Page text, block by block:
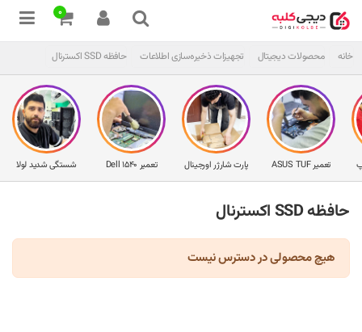
0
خانه محصولات دیجیتال تجهیزات ذخیره‌سازی اطلاعات حافظه SSD اکسترنال
شستگی شدید لولا تعمیر Dell 1540 پارت شارژر اورجینال تعمیر ASUS TUF
حافظه SSD اکسترنال
هیچ محصولی در دسترس نیست